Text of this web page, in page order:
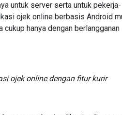
untuk server serta untuk pekerja-
ojek online berbasis Android
hanya dengan berlangganan
ojek online dengan fitur kurir